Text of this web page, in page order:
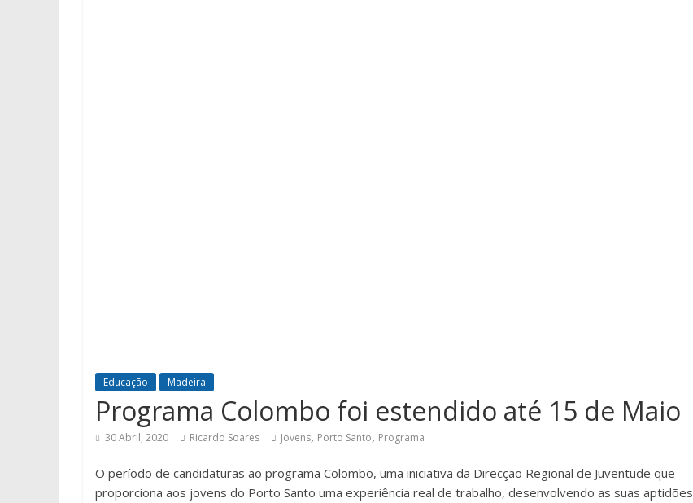
Educação Madeira
Programa Colombo foi estendido até 15 de Maio
30 Abril, 2020 Ricardo Soares Jovens, Porto Santo, Programa
O período de candidaturas ao programa Colombo, uma iniciativa da Direcção Regional de Juventude que
proporciona aos jovens do Porto Santo uma experiência real de trabalho, desenvolvendo as suas aptidões